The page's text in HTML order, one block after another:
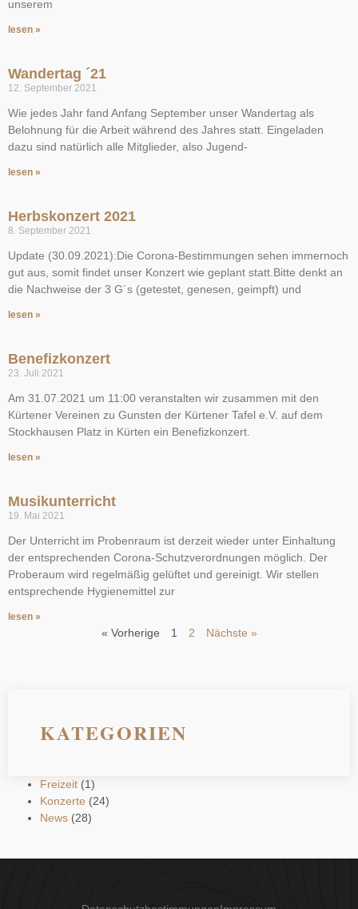
unserem
lesen »
Wandertag ´21
12. September 2021
Wie jedes Jahr fand Anfang September unser Wandertag als
Belohnung für die Arbeit während des Jahres statt. Eingeladen
dazu sind natürlich alle Mitglieder, also Jugend-
lesen »
Herbskonzert 2021
8. September 2021
Update (30.09.2021):Die Corona-Bestimmungen sehen immernoch
gut aus, somit findet unser Konzert wie geplant statt.Bitte denkt an
die Nachweise der 3 G´s (getestet, genesen, geimpft) und
lesen »
Benefizkonzert
23. Juli 2021
Am 31.07.2021 um 11:00 veranstalten wir zusammen mit den
Kürtener Vereinen zu Gunsten der Kürtener Tafel e.V. auf dem
Stockhausen Platz in Kürten ein Benefizkonzert.
lesen »
Musikunterricht
19. Mai 2021
Der Unterricht im Probenraum ist derzeit wieder unter Einhaltung
der entsprechenden Corona-Schutzverordnungen möglich. Der
Proberaum wird regelmäßig gelüftet und gereinigt. Wir stellen
entsprechende Hygienemittel zur
lesen »
« Vorherige 1 2 Nächste »
KATEGORIEN
Freizeit (1)
Konzerte (24)
News (28)